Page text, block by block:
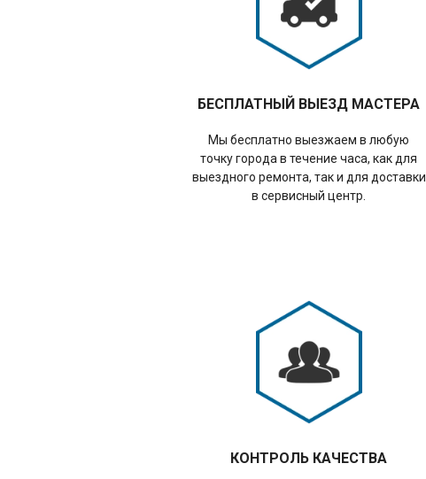
БЕСПЛАТНЫЙ ВЫЕЗД МАСТЕРА
Мы бесплатно выезжаем в любую
точку города в течение часа, как для
выездного ремонта, так и для доставки
в сервисный центр.
КОНТРОЛЬ КАЧЕСТВА